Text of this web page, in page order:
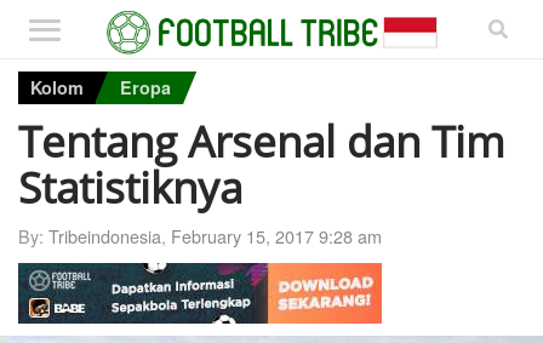
Kolom Eropa
Tentang Arsenal dan Tim
Statistiknya
By: Tribeindonesia, February 15, 2017 9:28 am